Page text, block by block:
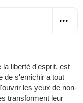
liberté d'esprit, est
de s'enrichir a tout
les yeux de non-
transforment leur